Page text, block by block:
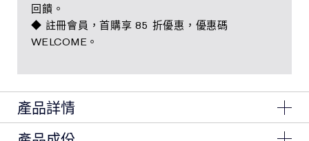
回饋。
◆ 註冊會員，首購享 85 折優惠，優惠碼
WELCOME。
產品詳情
雅詩蘭黛鑽石立體緊顏霜， 挑戰妳的肌膚極「線」運